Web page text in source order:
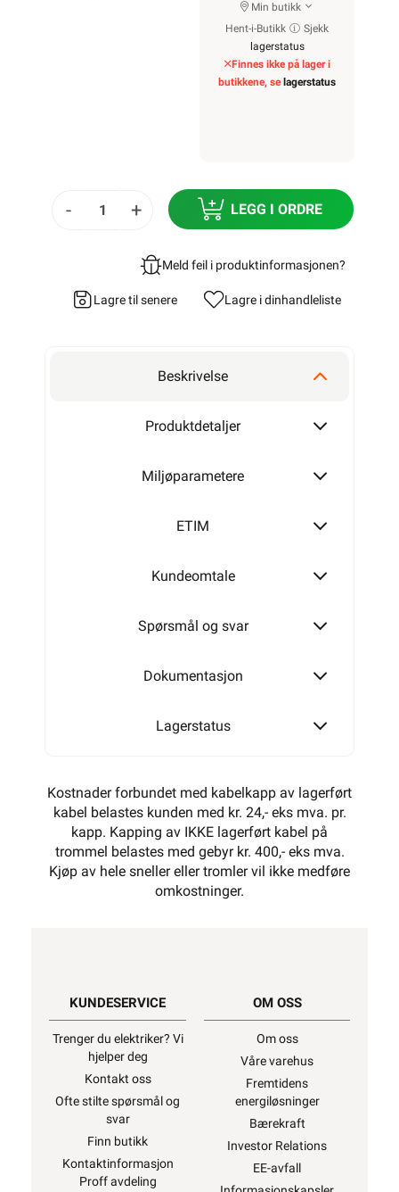
Min butikk
Hent-i-Butikk
Sjekk
lagerstatus
Finnes ikke på lager i
butikkene, se lagerstatus
- + LEGG I ORDRE
Meld feil i produktinformasjonen?
Lagre til senere Lagre i dinhandleliste
Beskrivelse
Produktdetaljer
Miljøparametere
ETIM
Kundeomtale
Spørsmål og svar
Dokumentasjon
Lagerstatus
Kostnader forbundet med kabelkapp av lagerført
kabel belastes kunden med kr. 24,- eks mva. pr.
kapp. Kapping av IKKE lagerført kabel på
trommel belastes med gebyr kr. 400,- eks mva.
Kjøp av hele sneller eller tromler vil ikke medføre
omkostninger.
KUNDESERVICE
Trenger du elektriker? Vi
hjelper deg
Kontakt oss
Ofte stilte spørsmål og
svar
Finn butikk
Kontaktinformasjon
Proff avdeling
OM OSS
Om oss
Våre varehus
Fremtidens
energiløsninger
Bærekraft
Investor Relations
EE-avfall